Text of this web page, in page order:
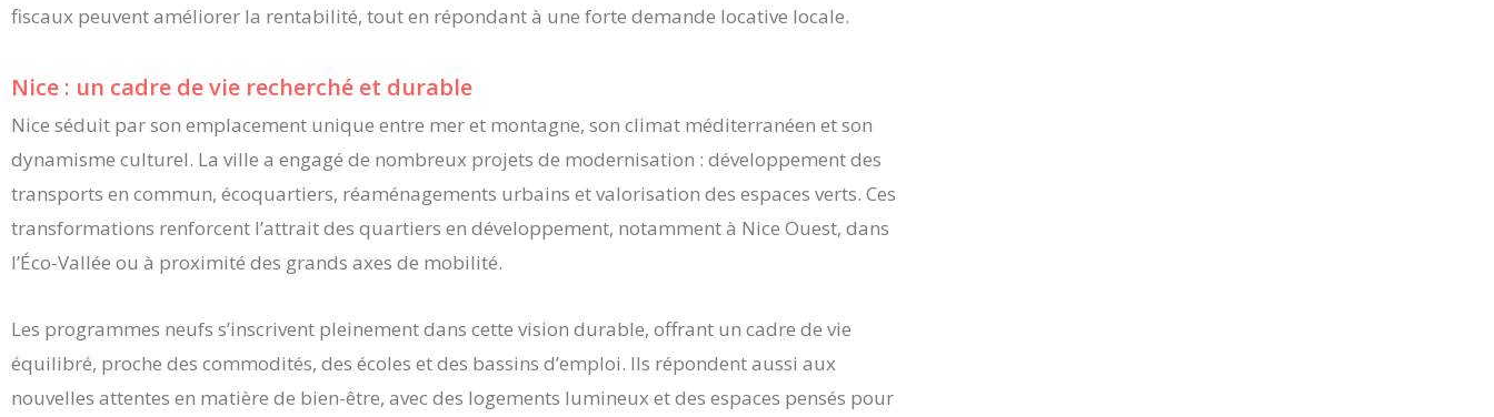
fiscaux peuvent améliorer la rentabilité, tout en répondant à une forte demande locative locale.
Nice : un cadre de vie recherché et durable
Nice séduit par son emplacement unique entre mer et montagne, son climat méditerranéen et son
dynamisme culturel. La ville a engagé de nombreux projets de modernisation : développement des
transports en commun, écoquartiers, réaménagements urbains et valorisation des espaces verts. Ces
transformations renforcent l’attrait des quartiers en développement, notamment à Nice Ouest, dans
l’Éco-Vallée ou à proximité des grands axes de mobilité.
Les programmes neufs s’inscrivent pleinement dans cette vision durable, offrant un cadre de vie
équilibré, proche des commodités, des écoles et des bassins d’emploi. Ils répondent aussi aux
nouvelles attentes en matière de bien-être, avec des logements lumineux et des espaces pensés pour